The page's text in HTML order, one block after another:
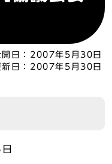
日： 2007年5月30日
新日： 2007年5月30日